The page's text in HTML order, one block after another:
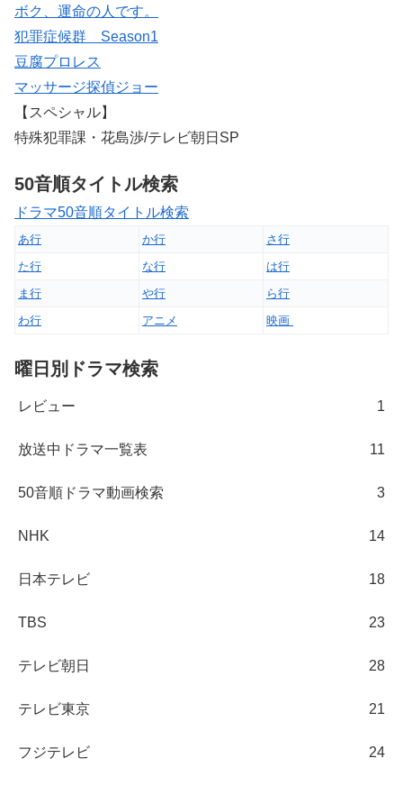
ボク、運命の人です。
犯罪症候群 Season1
豆腐プロレス
マッサージ探偵ジョー
【スペシャル】
特殊犯罪課・花島渉/テレビ朝日SP
50音順タイトル検索
ドラマ50音順タイトル検索
あ行 か行
さ行
た行
な行
は行
ま行
や行
ら行
わ行
アニメ 映画
曜日別ドラマ検索
レビュー 1
放送中ドラマ一覧表 11
50音順ドラマ動画検索 3
NHK 14
日本テレビ 18
TBS 23
テレビ朝日 28
テレビ東京 21
フジテレビ 24